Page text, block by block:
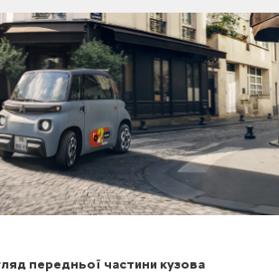
передньої частини кузова